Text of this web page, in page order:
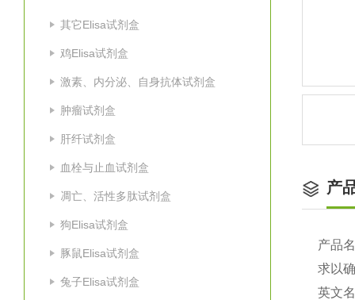
其它Elisa试剂盒
鸡Elisa试剂盒
激素、内分泌、自身抗体试剂盒
肿瘤试剂盒
肝纤试剂盒
血栓与止血试剂盒
凋亡、活性多肽试剂盒
狗Elisa试剂盒
豚鼠Elisa试剂盒
兔子Elisa试剂盒
产
产品
求以
英文